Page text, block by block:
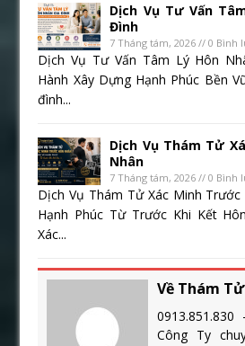
Dịch Vụ Tư Vấn
Đình
7 Tháng tám, 2026 // 0 Bình
Dịch Vụ Tư Vấn Tâm Lý Hôn
Hành Xây Dựng Hạnh Phúc Bền
đình...
Dịch Vụ Thám Tử
Nhân
7 Tháng tám, 2026 // 0 Bình
Dịch Vụ Thám Tử Xác Minh
Hạnh Phúc Từ Trước Khi Kết
Xác...
Về Thám
Công Ty